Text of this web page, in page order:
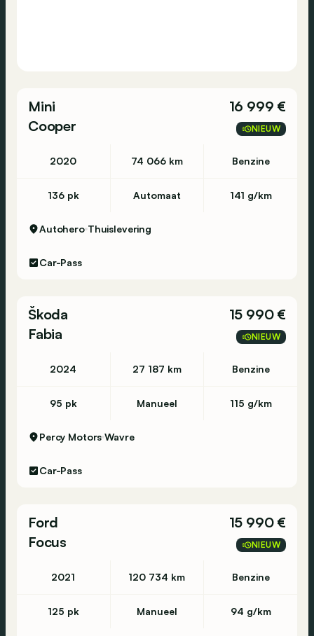
Mini
Cooper
16 999 €
NIEUW
2020 74 066 km Benzine
136 pk Automaat 141 g/km
Autohero Thuislevering
Car-Pass
Škoda
Fabia
15 990 €
NIEUW
2024 27 187 km Benzine
95 pk Manueel 115 g/km
Percy Motors Wavre
Car-Pass
Ford
Focus
15 990 €
NIEUW
2021 120 734 km Benzine
125 pk Manueel 94 g/km